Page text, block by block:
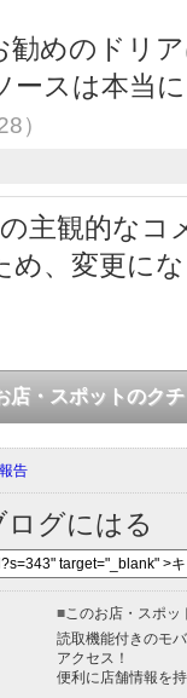
めのドリ
ースは本当
）
主観的なコ
め、変更に
店・スポットのク
告
グにはる
■このお店・スポッ
読取機能付きのモ
アクセス！
便利に店舗情報を